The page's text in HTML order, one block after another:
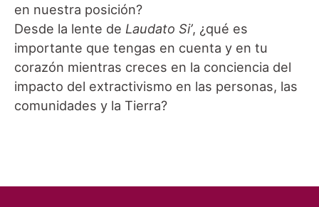
en nuestra posición?
Desde la lente de Laudato Si’, ¿qué es
importante que tengas en cuenta y en tu
corazón mientras creces en la conciencia del
impacto del extractivismo en las personas, las
comunidades y la Tierra?